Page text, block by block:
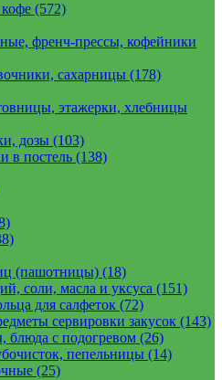
(572)
френч-прессы, кофейники
сахарницы (178)
этажерки, хлебницы
дозы (103)
в постель (138)
(пашотницы) (18)
соли, масла и уксуса (151)
для салфеток (72)
сервировки закусок (143)
с подогревом (26)
пепельницы (14)
(25)